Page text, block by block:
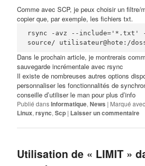
Comme avec SCP, je peux choisir un filtre/
copier que, par exemple, les fichiers txt.
rsync -avz --include='*.txt'
source/ utilisateur@hote:/
Dans le prochain article, je montrerais
sauvegarde incrémentale avec rsync
Il existe de nombreuses autres options
personnaliser les fonctionnalités de
conseille d’utiliser le man pour plus d’info
Publié dansInformatique,News | Marqué avec
Linux,rsync,Scp | Laisser un commentaire
Utilisation de « LIMIT »